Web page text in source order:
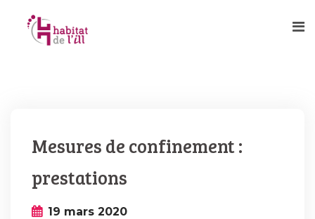
Mesures de confinement :
prestations
19 mars 2020